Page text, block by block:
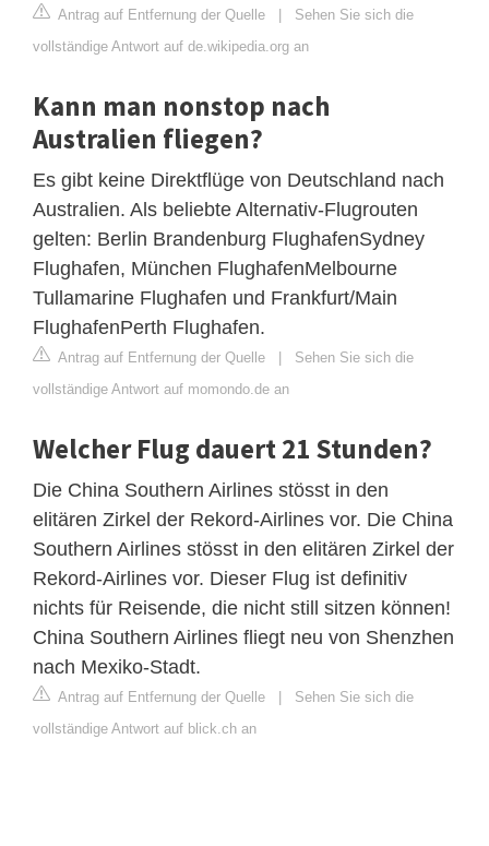
Antrag auf Entfernung der Quelle | Sehen Sie sich die
vollständige Antwort auf de.wikipedia.org an
Kann man nonstop nach
Australien fliegen?
Es gibt keine Direktflüge von Deutschland nach
Australien. Als beliebte Alternativ-Flugrouten
gelten: Berlin Brandenburg FlughafenSydney
Flughafen, München FlughafenMelbourne
Tullamarine Flughafen und Frankfurt/Main
FlughafenPerth Flughafen.
Antrag auf Entfernung der Quelle | Sehen Sie sich die
vollständige Antwort auf momondo.de an
Welcher Flug dauert 21 Stunden?
Die China Southern Airlines stösst in den
elitären Zirkel der Rekord-Airlines vor. Die China
Southern Airlines stösst in den elitären Zirkel der
Rekord-Airlines vor. Dieser Flug ist definitiv
nichts für Reisende, die nicht still sitzen können!
China Southern Airlines fliegt neu von Shenzhen
nach Mexiko-Stadt.
Antrag auf Entfernung der Quelle | Sehen Sie sich die
vollständige Antwort auf blick.ch an